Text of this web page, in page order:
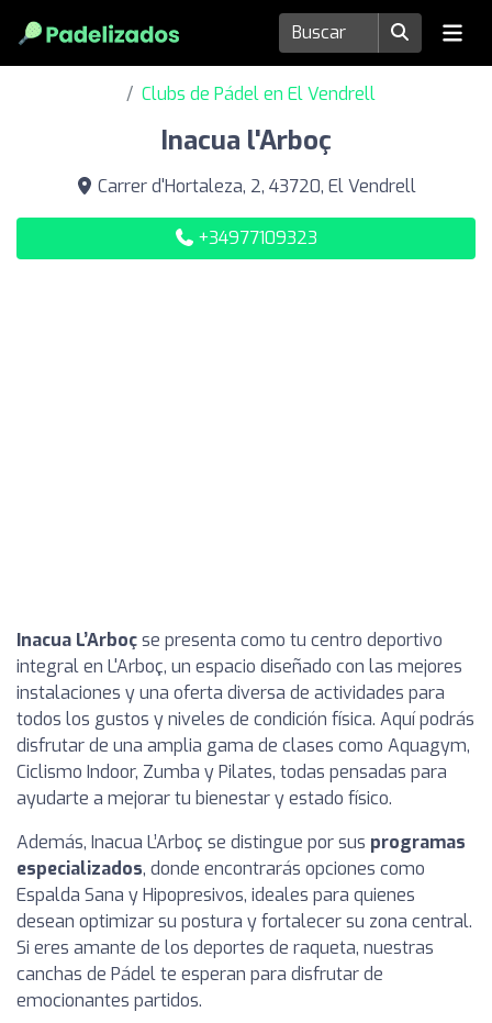
Clubs de Pádel en El Vendrell
Inacua l'Arboç
Carrer d'Hortaleza, 2, 43720, El Vendrell
+34977109323
Inacua L’Arboçse presenta como tu centro deportivo
integral en L'Arboç, un espacio diseñado con las mejores
instalaciones y una oferta diversa de actividades para
todos los gustos y niveles de condición física. Aquí podrás
disfrutar de una amplia gama de clases como Aquagym,
Ciclismo Indoor, Zumba y Pilates, todas pensadas para
ayudarte a mejorar tu bienestar y estado físico.
Además, Inacua L’Arboç se distingue por sus programas
especializados, donde encontrarás opciones como
Espalda Sana y Hipopresivos, ideales para quienes
desean optimizar su postura y fortalecer su zona central.
Si eres amante de los deportes de raqueta, nuestras
canchas de Pádel te esperan para disfrutar de
emocionantes partidos.